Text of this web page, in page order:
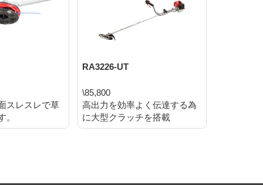
スレスレで草
。
RA3226-UT
\85,800
高出力を効率よく伝達する為
に大型クラッチを搭載